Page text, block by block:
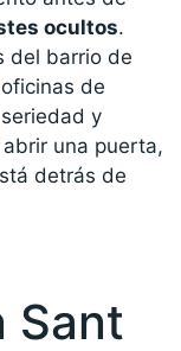
ocultos.
del barrio de
de
y
una puerta,
detrás de
Sant